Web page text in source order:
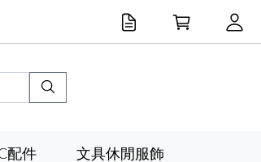
配件 文具休閒服飾